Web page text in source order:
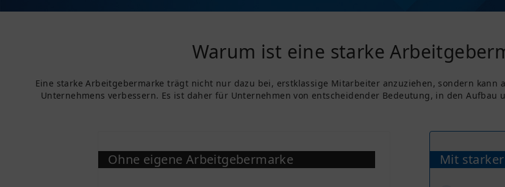
Warum ist eine starke
Eine starke Arbeitgebermarke trägt nicht nur dazu bei, erstklassige Mitarbeiter anzuziehen, sondern
Unternehmens verbessern. Es ist daher für Unternehmen von entscheidender Bedeutung, in den
Ohne eigene Arbeitgebermarke Mit